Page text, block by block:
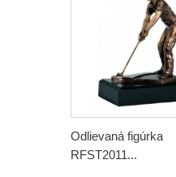
Odlievaná figúrka
RFST2011...